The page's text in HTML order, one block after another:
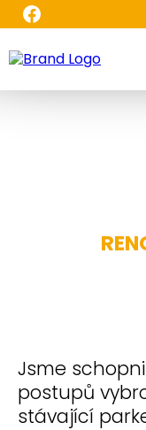
Jsme schopni
postupů
stávající